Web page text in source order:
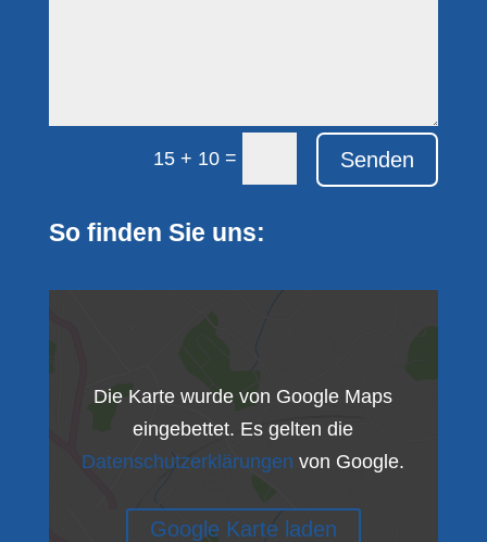
15 + 10 = Senden
So finden Sie uns:
Die Karte wurde von Google Maps
eingebettet. Es gelten die
Datenschutzerklärungen von Google.
Google Karte laden